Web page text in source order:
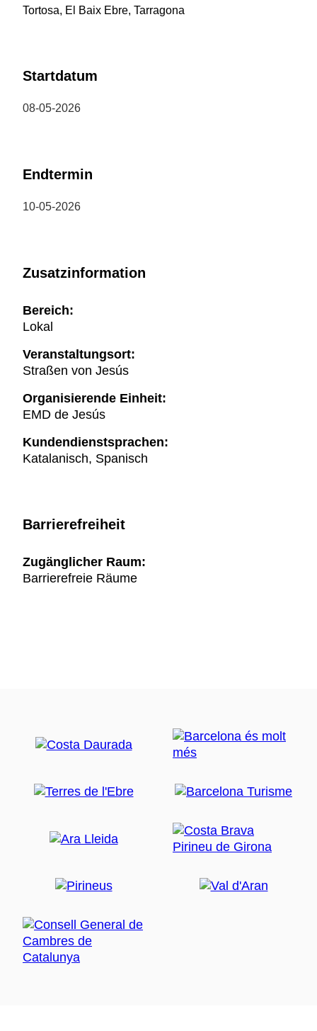
Tortosa, El Baix Ebre, Tarragona
Startdatum
08-05-2026
Endtermin
10-05-2026
Zusatzinformation
Bereich:
Lokal
Veranstaltungsort:
Straßen von Jesús
Organisierende Einheit:
EMD de Jesús
Kundendienstsprachen:
Katalanisch, Spanisch
Barrierefreiheit
Zugänglicher Raum:
Barrierefreie Räume